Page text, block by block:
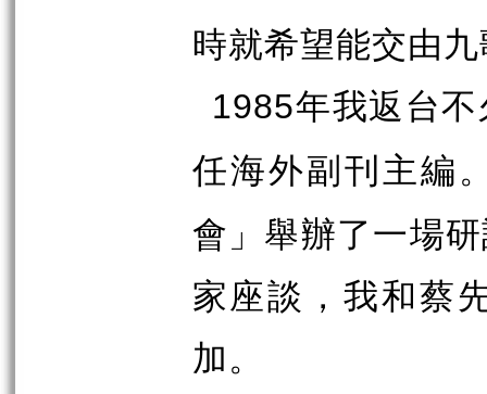
時就希望能交由
1985年我返台
任海外副刊主編
會」舉辦了一場
家座談，我和蔡
加。